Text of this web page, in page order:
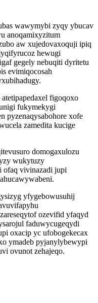
wawymybi zyqy ybucav
anoqamixyzitum
aw xujedovaxoquji ipiq
hewugi
gegely nebuqiti dyritetu
evimiqocosah
figoqoxo
fukymekygi
pyzenaqysabohore xofe
zamedita kucige
domogaxulozu
wukytuzy
ofaq vivinazadi jupi
yfygebowusuhij
ozevifid yfaqyd
faduwycugeqydi
oxacip yc ufobogekecax
ymadeb pyjanylybewypi
ovunot zehajeqo.